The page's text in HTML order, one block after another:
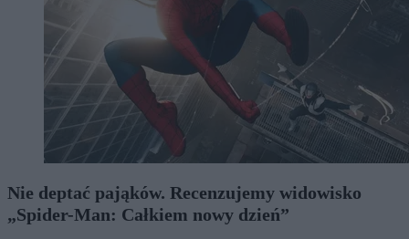
Nie deptać pająków. Recenzujemy widowisko
„Spider-Man: Całkiem nowy dzień”